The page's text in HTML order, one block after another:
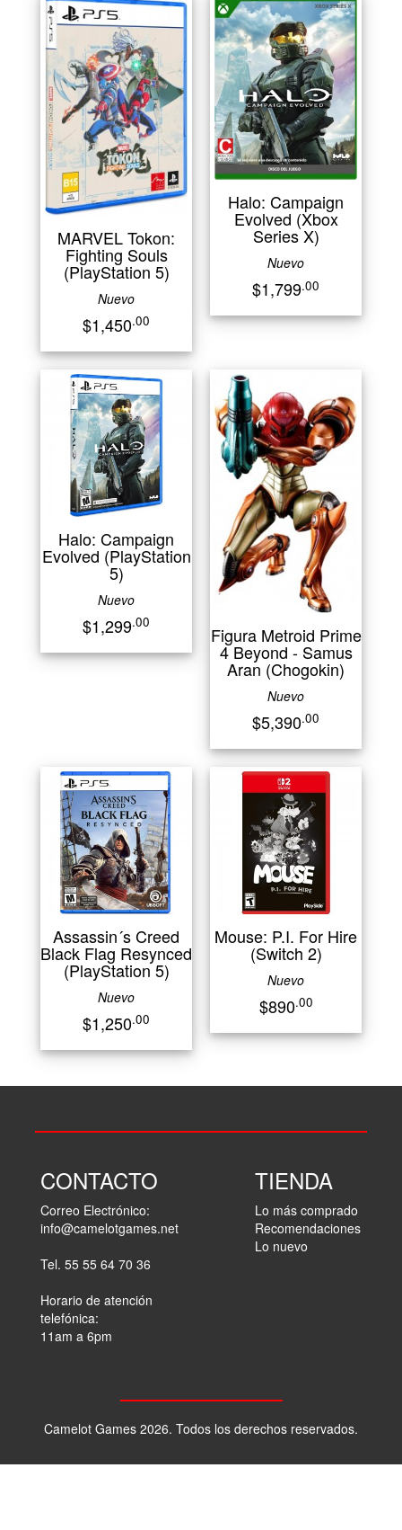
MARVEL Tokon:
Fighting Souls
(PlayStation 5)
Nuevo
$1,450.00
Halo: Campaign
Evolved (Xbox
Series X)
Nuevo
$1,799.00
Halo: Campaign
Evolved (PlayStation
5)
Nuevo
$1,299.00
Figura Metroid Prime
4 Beyond - Samus
Aran (Chogokin)
Nuevo
$5,390.00
Assassin´s Creed
Black Flag Resynced
(PlayStation 5)
Nuevo
$1,250.00
Mouse: P.I. For Hire
(Switch 2)
Nuevo
$890.00
CONTACTO
Correo Electrónico:
info@camelotgames.net
Tel. 55 55 64 70 36
Horario de atención
telefónica:
11am a 6pm
TIENDA
Lo más comprado
Recomendaciones
Lo nuevo
Camelot Games 2026. Todos los derechos reservados.